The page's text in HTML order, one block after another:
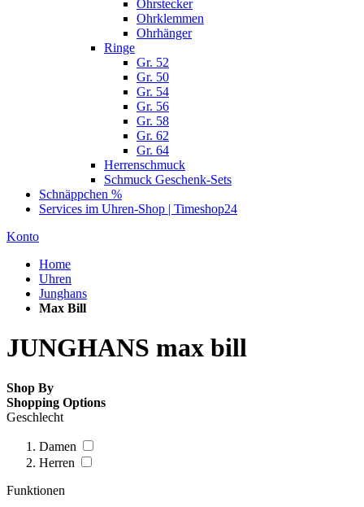
Ohrstecker
Ohrklemmen
Ohrhänger
Ringe
Gr. 52
Gr. 50
Gr. 54
Gr. 56
Gr. 58
Gr. 62
Gr. 64
Herrenschmuck
Schmuck Geschenk-Sets
Schnäppchen %
Services im Uhren-Shop | Timeshop24
Konto
Home
Uhren
Junghans
Max Bill
JUNGHANS max bill
Shop By
Shopping Options
Geschlecht
Damen
Herren
Funktionen